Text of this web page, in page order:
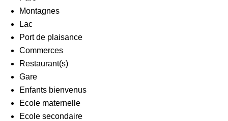
Montagnes
Lac
Port de plaisance
Commerces
Restaurant(s)
Gare
Enfants bienvenus
Ecole maternelle
Ecole secondaire